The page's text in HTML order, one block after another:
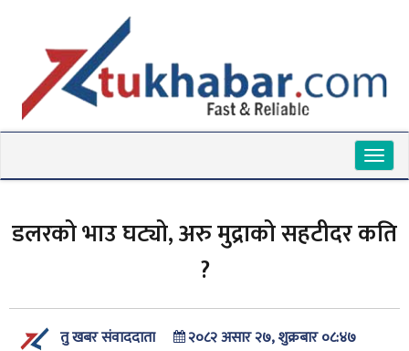
डलरको भाउ घट्यो, अरु मुद्राको सहटीदर कति
?
तु खबर संवाददाता २०८२ असार २७, शुक्रबार ०८:४७